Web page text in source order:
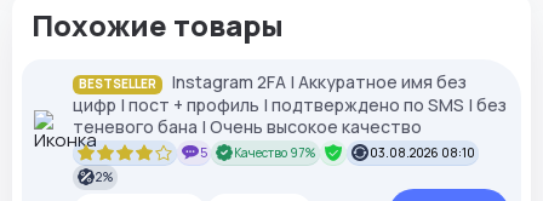
Похожие товары
BESTSELLER
Instagram 2FA | Аккуратное имя без
цифр | пост + профиль | подтверждено по SMS | без
теневого бана | Очень высокое качество
5 Качество 97%
03.08.2026 08:10
2%